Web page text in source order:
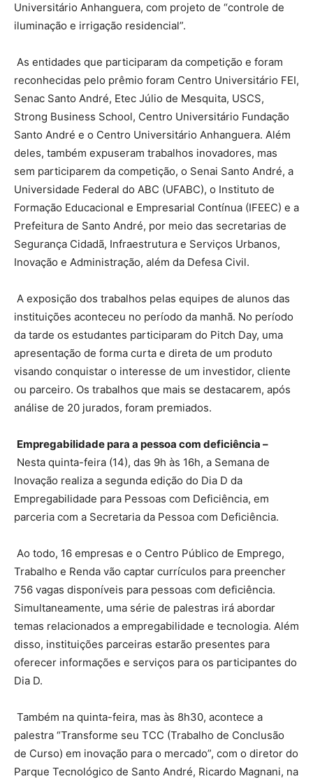
Universitário Anhanguera, com projeto de “controle de
iluminação e irrigação residencial”.
As entidades que participaram da competição e foram
reconhecidas pelo prêmio foram Centro Universitário FEI,
Senac Santo André, Etec Júlio de Mesquita, USCS,
Strong Business School, Centro Universitário Fundação
Santo André e o Centro Universitário Anhanguera. Além
deles, também expuseram trabalhos inovadores, mas
sem participarem da competição, o Senai Santo André, a
Universidade Federal do ABC (UFABC), o Instituto de
Formação Educacional e Empresarial Contínua (IFEEC) e a
Prefeitura de Santo André, por meio das secretarias de
Segurança Cidadã, Infraestrutura e Serviços Urbanos,
Inovação e Administração, além da Defesa Civil.
A exposição dos trabalhos pelas equipes de alunos das
instituições aconteceu no período da manhã. No período
da tarde os estudantes participaram do Pitch Day, uma
apresentação de forma curta e direta de um produto
visando conquistar o interesse de um investidor, cliente
ou parceiro. Os trabalhos que mais se destacarem, após
análise de 20 jurados, foram premiados.
Empregabilidade para a pessoa com deficiência –
Nesta quinta-feira (14), das 9h às 16h, a Semana de
Inovação realiza a segunda edição do Dia D da
Empregabilidade para Pessoas com Deficiência, em
parceria com a Secretaria da Pessoa com Deficiência.
Ao todo, 16 empresas e o Centro Público de Emprego,
Trabalho e Renda vão captar currículos para preencher
756 vagas disponíveis para pessoas com deficiência.
Simultaneamente, uma série de palestras irá abordar
temas relacionados a empregabilidade e tecnologia. Além
disso, instituições parceiras estarão presentes para
oferecer informações e serviços para os participantes do
Dia D.
Também na quinta-feira, mas às 8h30, acontece a
palestra “Transforme seu TCC (Trabalho de Conclusão
de Curso) em inovação para o mercado”, com o diretor do
Parque Tecnológico de Santo André, Ricardo Magnani, na